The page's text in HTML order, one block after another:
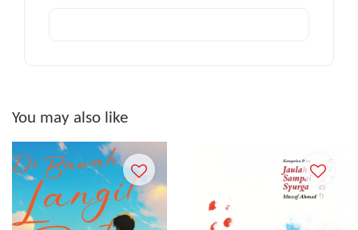
You may also like